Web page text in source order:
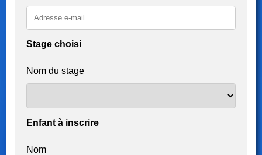
Stage choisi
Nom du stage
Enfant à inscrire
Nom